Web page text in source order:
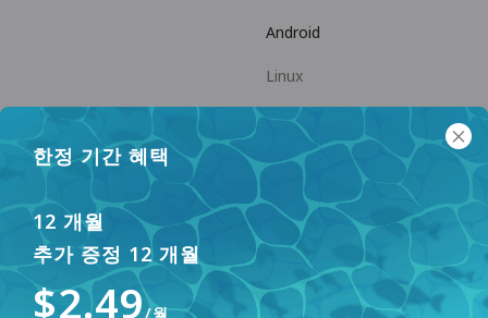
한정 기간 혜택
12 개월
추가 증정 12 개월
$2.49/월
Android
Linux
Android TV
도움말 센터
panda7x24@gmail.com
FAQ
협력
제휴 파트너 되기
결제 방법